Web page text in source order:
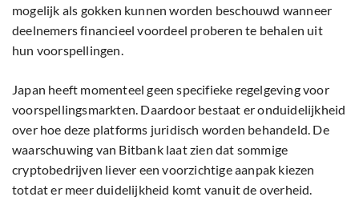
mogelijk als gokken kunnen worden beschouwd wanneer
deelnemers financieel voordeel proberen te behalen uit
hun voorspellingen.
Japan heeft momenteel geen specifieke regelgeving voor
voorspellingsmarkten. Daardoor bestaat er onduidelijkheid
over hoe deze platforms juridisch worden behandeld. De
waarschuwing van Bitbank laat zien dat sommige
cryptobedrijven liever een voorzichtige aanpak kiezen
totdat er meer duidelijkheid komt vanuit de overheid.